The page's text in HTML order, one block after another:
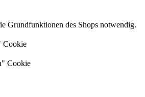
Grundfunktionen des Shops notwendig.
Cookie
Cookie